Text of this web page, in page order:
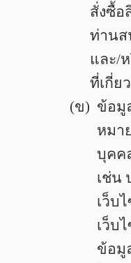
สั่งซื้อ
ท่านส
และ/
ที่เกี่ย
(ข) ข้อมู
หมา
บุคค
เช่น
เว็บ
เว็บ
ข้อมู